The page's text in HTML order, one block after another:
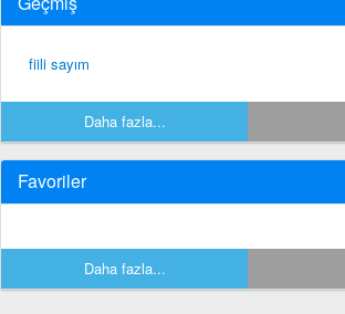
fiili sayım
Daha fazla...
Favoriler
Daha fazla...